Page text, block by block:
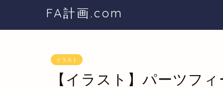
FA計画.com
イラスト
【イラスト】パーツフ